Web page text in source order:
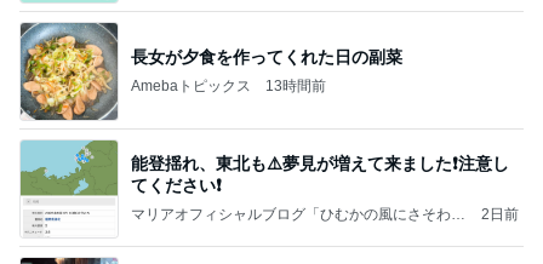
長女が夕食を作ってくれた日の副菜
Amebaトピックス 13時間前
能登揺れ、東北も⚠️夢見が増えて来ました❗️注意し
てください❗️
マリアオフィシャルブログ「ひむかの風にさそわれ
2日前